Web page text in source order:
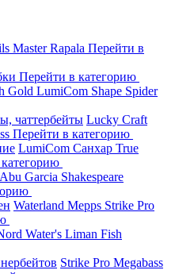
MasterRapala Перейти в
Перейти в категорию
Gold LumiCom Shape Spider
чаттербейты Lucky Craft
Перейти в категорию
LumiCom Санхар True
Abu Garcia Shakespeare
Waterland Mepps Strike Pro
Water's Liman Fish
Strike Pro Megabass